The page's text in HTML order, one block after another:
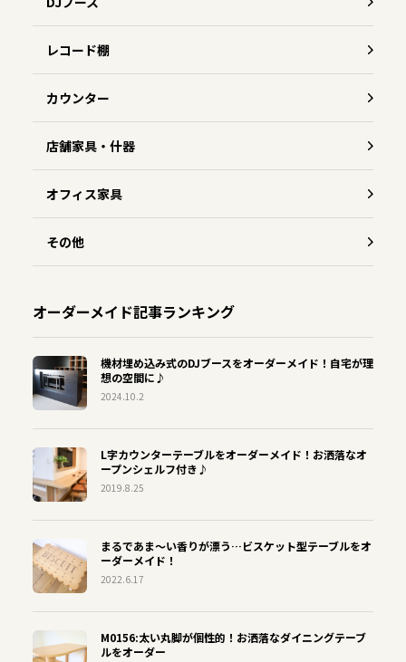
レコード棚
カウンター
店舗家具・什器
オフィス家具
その他
オーダーメイド記事ランキング
機材埋め込み式のDJブースをオーダーメイド！自宅が理
想の空間に♪
2024.10.2
L字カウンターテーブルをオーダーメイド！お洒落なオ
ープンシェルフ付き♪
2019.8.25
まるであま〜い香りが漂う…ビスケット型テーブルをオ
ーダーメイド！
2022.6.17
M0156:太い丸脚が個性的！お洒落なダイニングテーブ
ルをオーダー